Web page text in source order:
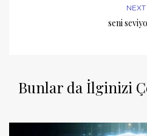
NEXT
seni
Bunlar da İlginizi